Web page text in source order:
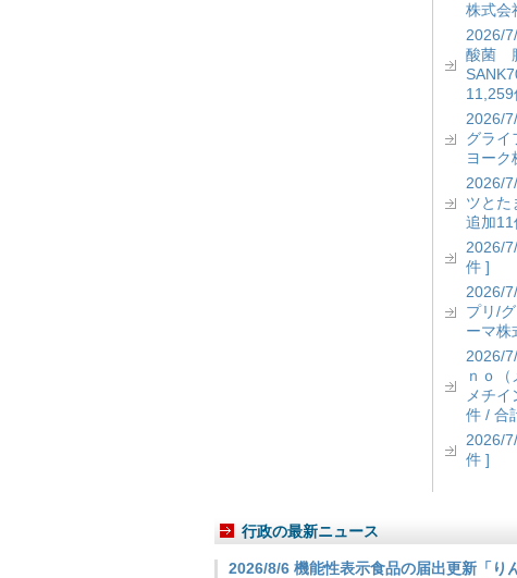
株式会
2026/
酸菌
11,259
2026/
グラ
ヨー
2026/
ツとた
追加
2026/
件 ]
2026/
プリ/
ーマ株
2026/
ｎｏ
メチ
件 / 合
2026/
件 ]
行政の最新ニュース
2026/8/6 機能性表示食品の届出更新「り